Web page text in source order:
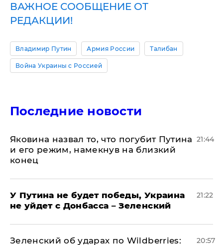
ВАЖНОЕ СООБЩЕНИЕ ОТ
РЕДАКЦИИ!
Владимир Путин Армия России Талибан
Война Украины с Россией
Последние новости
Яковина назвал то, что погубит Путина
и его режим, намекнув на близкий
конец
21:44
У Путина не будет победы, Украина
не уйдет с Донбасса – Зеленский
21:22
Зеленский об ударах по Wildberries: 20:57